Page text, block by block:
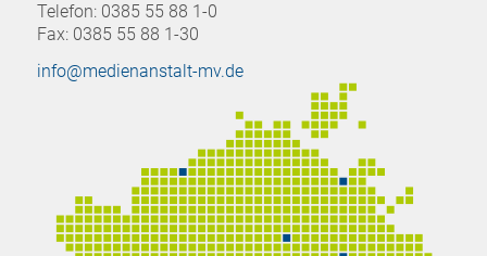
Telefon: 0385 55 88 1-0
Fax: 0385 55 88 1-30
info@medienanstalt-mv.de